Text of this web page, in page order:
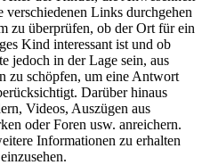
verschiedenen Links durchgehen
zu überprüfen, ob der Ort für ein
Kind interessant ist und ob
jedoch in der Lage sein, aus
zu schöpfen, um eine Antwort
Darüber hinaus
Videos, Auszügen aus
oder Foren usw. anreichern.
Informationen zu erhalten